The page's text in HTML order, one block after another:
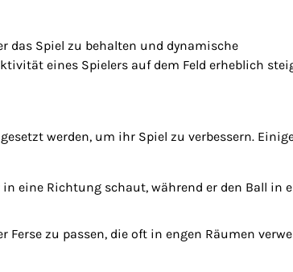
das Spiel zu behalten und dynamische
eines Spielers auf dem Feld erheblich
werden, um ihr Spiel zu verbessern.
in eine Richtung schaut, während er den Ball in
zu passen, die oft in engen Räumen